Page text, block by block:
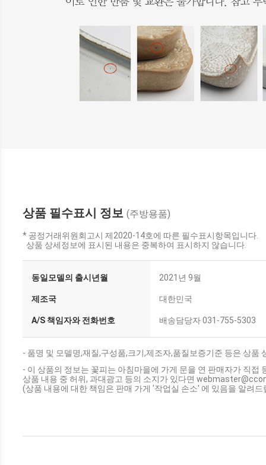
상품 필수표시 정보 (주방용품)
* 공정거래위원회고시 제2020-14호에 따른 필수표시항목입니다.
상품 상세정보에 표시된 내용은 중복하여 표시하지 않습니다.
동일모델의 출시년월 2021년 9월
제조국 대한민국
A/S 책임자와 전화번호 배송담당자 031-755-5303
- 품명 및 모델명,재질,구성품,크기,제조자,품질보증기준 등은 상품
- 이 상품의 정보는 꽃피는 아침마을에 가게 문을 연 판매자가 직접
상품 내용 중 허위, 과대광고 등의 소지가 있다면
(상품 내용에 대한 책임은 판매 가게 '작업실 손소' 에 있음을 알려드